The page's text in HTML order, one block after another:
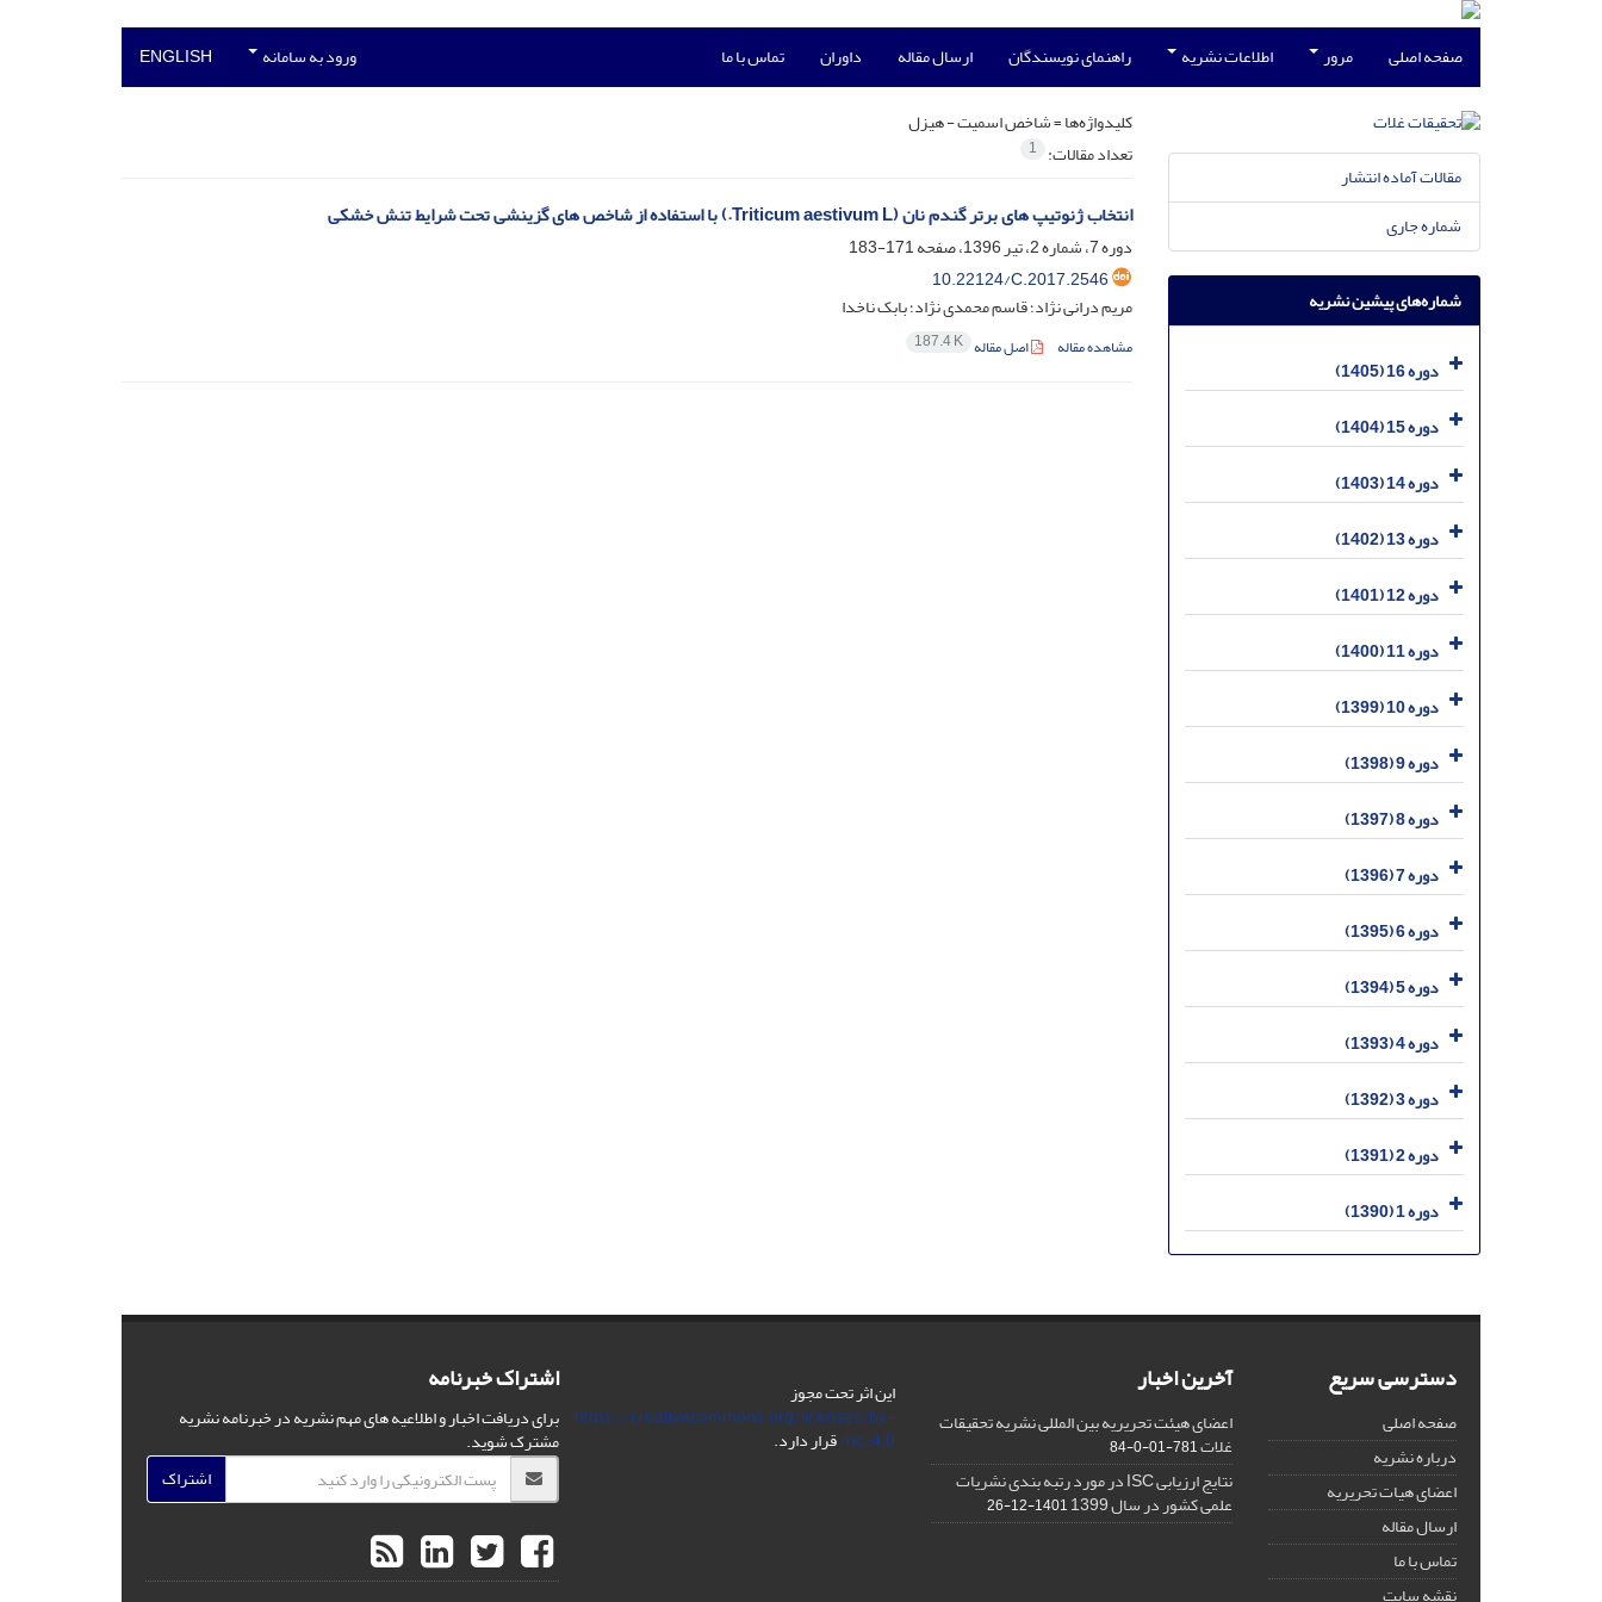
صفحه اصلی مرور اطلاعات نشریه راهنمای نویسندگان ارسال مقاله داوران تماس با ما ورود به سامانه ENGLISH
کلیدواژه‌ها =شاخص اسمیت - هیزل
تعداد مقالات: 1
انتخاب ژنوتیپ های برتر گندم نان (Triticum aestivum L.) با استفاده از شاخص های گزینشی تحت شرایط تنش خشکی
دوره 7، شماره 2، تیر 1396، صفحه
171-183
10.22124/C.2017.2546
مریم درانی نژاد؛ قاسم محمدی نژاد؛ بابک ناخدا
مشاهده مقاله اصل مقاله 187.4 K
مقالات آماده انتشار
شماره جاری
شماره‌های پیشین نشریه
دوره 16 (1405)
دوره 15 (1404)
دوره 14 (1403)
دوره 13 (1402)
دوره 12 (1401)
دوره 11 (1400)
دوره 10 (1399)
دوره 9 (1398)
دوره 8 (1397)
دوره 7 (1396)
دوره 6 (1395)
دوره 5 (1394)
دوره 4 (1393)
دوره 3 (1392)
دوره 2 (1391)
دوره 1 (1390)
دسترسی سریع
صفحه اصلی
درباره نشریه
اعضای هیات تحریریه
ارسال مقاله
تماس با ما
نقشه سایت
آخرین اخبار
اعضای هیئت تحریریه بین المللی نشریه تحقیقات
غلات781-01-0-84
نتایج ارزیابی ISC در مورد رتبه بندی نشریات
علمی کشور در سال 1399 1401-12-26
این اثر تحت مجوز
https://creativecommons.org/licenses/by-
nc/4.0/ قرار دارد.
اشتراک خبرنامه
برای دریافت اخبار و اطلاعیه های مهم نشریه در خبرنامه نشریه
مشترک شوید.
اشتراک